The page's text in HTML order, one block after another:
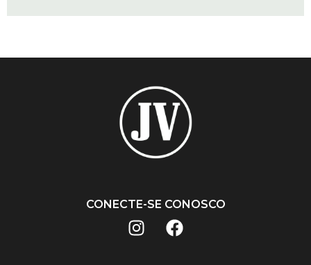
CONECTE-SE CONOSCO